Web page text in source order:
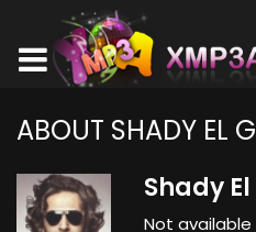
ABOUT SHADY EL
Shady
Not available